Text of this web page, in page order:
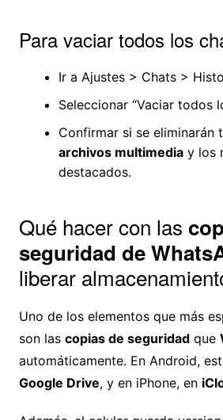
Para vaciar todos los
Ir a Ajustes > Chats >
Seleccionar “Vaciar todos
Confirmar si se eliminarán
archivos multimediay los
destacados.
Qué hacer con las
seguridad de
liberar
Uno de los elementos que más
son las copias de seguridadque
automáticamente. En Android,
Google Drive, y en iPhone, en